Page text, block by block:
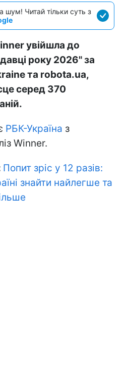
шум! Читай тільки суть з
увійшла до
року 2026" за
та robota.ua,
серед 370
РБК-Україна з
Winner.
Попит зріс у 12 разів:
знайти найлегше та